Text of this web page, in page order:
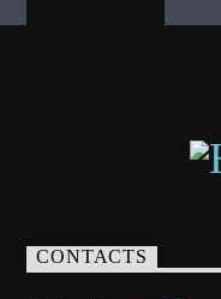
CONTACTS